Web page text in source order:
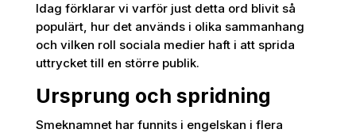
Idag förklarar vi varför just detta ord blivit så
populärt, hur det används i olika sammanhang
och vilken roll sociala medier haft i att sprida
uttrycket till en större publik.
Ursprung och spridning
Smeknamnet har funnits i engelskan i flera